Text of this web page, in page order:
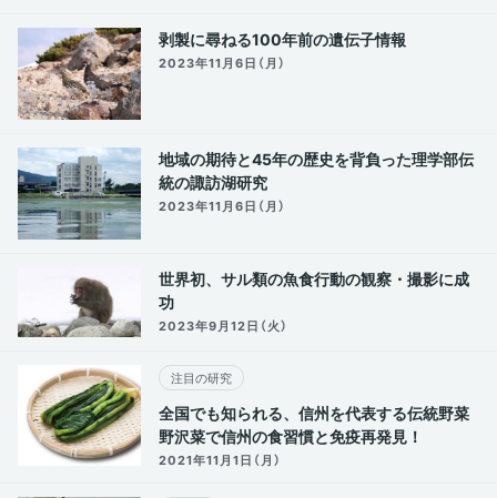
剥製に尋ねる100年前の遺伝子情報
2023年11月6日（月）
地域の期待と45年の歴史を背負った理学部伝
統の諏訪湖研究
2023年11月6日（月）
世界初、サル類の魚食行動の観察・撮影に成
功
2023年9月12日（火）
注目の研究
全国でも知られる、信州を代表する伝統野菜
野沢菜で信州の食習慣と免疫再発見！
2021年11月1日（月）